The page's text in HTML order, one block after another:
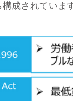
構成されていま